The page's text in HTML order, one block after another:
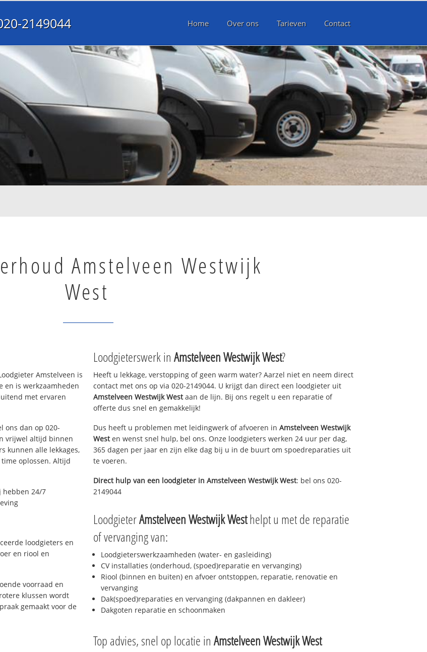
2149044 Home Over ons Tarieven Contact
Amstelveen Westwijk
West
Amstelveen is
en is werkzaamheden
met ervaren
ons dan op 020-
vrijwel altijd binnen
kunnen alle lekkages,
oplossen. Altijd
hebben 24/7
loodgieters en
en riool en
voorraad en
klussen wordt
gemaakt voor de
Loodgieterswerk in Amstelveen Westwijk West?
Heeft u lekkage, verstopping of geen warm water? Aarzel niet en neem direct
contact met ons op via 020-2149044. U krijgt dan direct een loodgieter uit
Amstelveen Westwijk Westaan de lijn. Bij ons regelt u een reparatie of
offerte dus snel en gemakkelijk!
Dus heeft u problemen met leidingwerk of afvoeren in Amstelveen Westwijk
Westen wenst snel hulp, bel ons. Onze loodgieters werken 24 uur per dag,
365 dagen per jaar en zijn elke dag bij u in de buurt om spoedreparaties uit
te voeren.
Direct hulp van een loodgieter in Amstelveen Westwijk West: bel ons 020-
2149044
LoodgieterAmstelveen Westwijk Westhelpt u met de reparatie
of vervanging van:
Loodgieterswerkzaamheden (water- en gasleiding)
CV installaties (onderhoud, (spoed)reparatie en vervanging)
Riool (binnen en buiten) en afvoer ontstoppen, reparatie, renovatie en
vervanging
Dak(spoed)reparaties en vervanging (dakpannen en dakleer)
Dakgoten reparatie en schoonmaken
Top advies, snel op locatie in Amstelveen Westwijk West